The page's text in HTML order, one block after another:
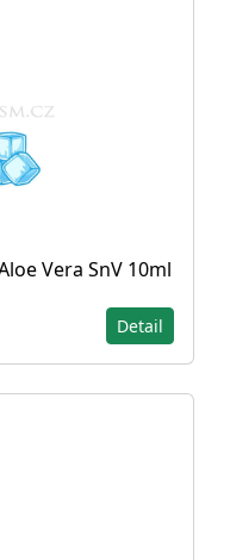
Vera SnV 10ml
Detail